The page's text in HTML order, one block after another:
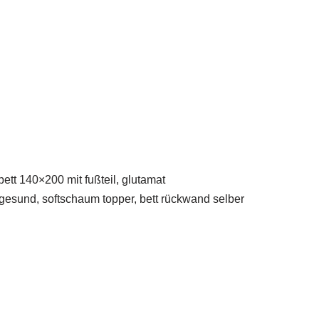
140×200 mit fußteil, glutamat
softschaum topper, bett rückwand selber